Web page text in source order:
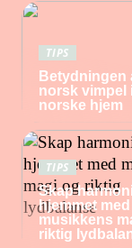
TIPS
Betydningen
norsk vimpel i
norske hjem
TIPS
Skap
hjemmet med
musikkens
riktig